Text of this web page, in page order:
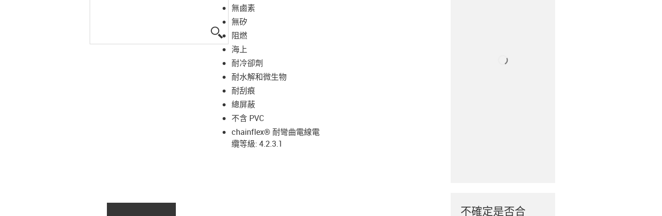
igus-icon-lupe
無鹵素
無矽
阻燃
海上
耐冷卻劑
耐水解和微生物
耐刮痕
總屏蔽
不含 PVC
chainflex® 耐彎曲電線電
纜等級: 4.2.3.1
不確定是否合